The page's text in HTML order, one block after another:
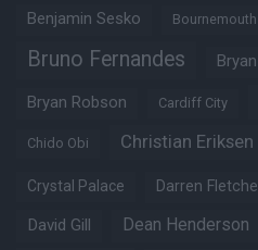
Benjamin Sesko Bournemouth
Bruno Fernandes
Bryan Robson Cardiff City
Chido Obi Christian Eriksen
Crystal Palace Darren
David Gill Dean Henderson